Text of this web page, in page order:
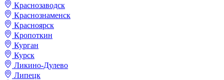
Краснозаводск
Краснознаменск
Красноярск
Кропоткин
Курган
Курск
Ликино-Дулево
Липецк